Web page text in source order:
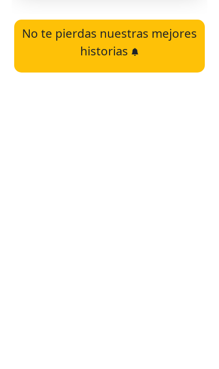
No te pierdas nuestras mejores
historias